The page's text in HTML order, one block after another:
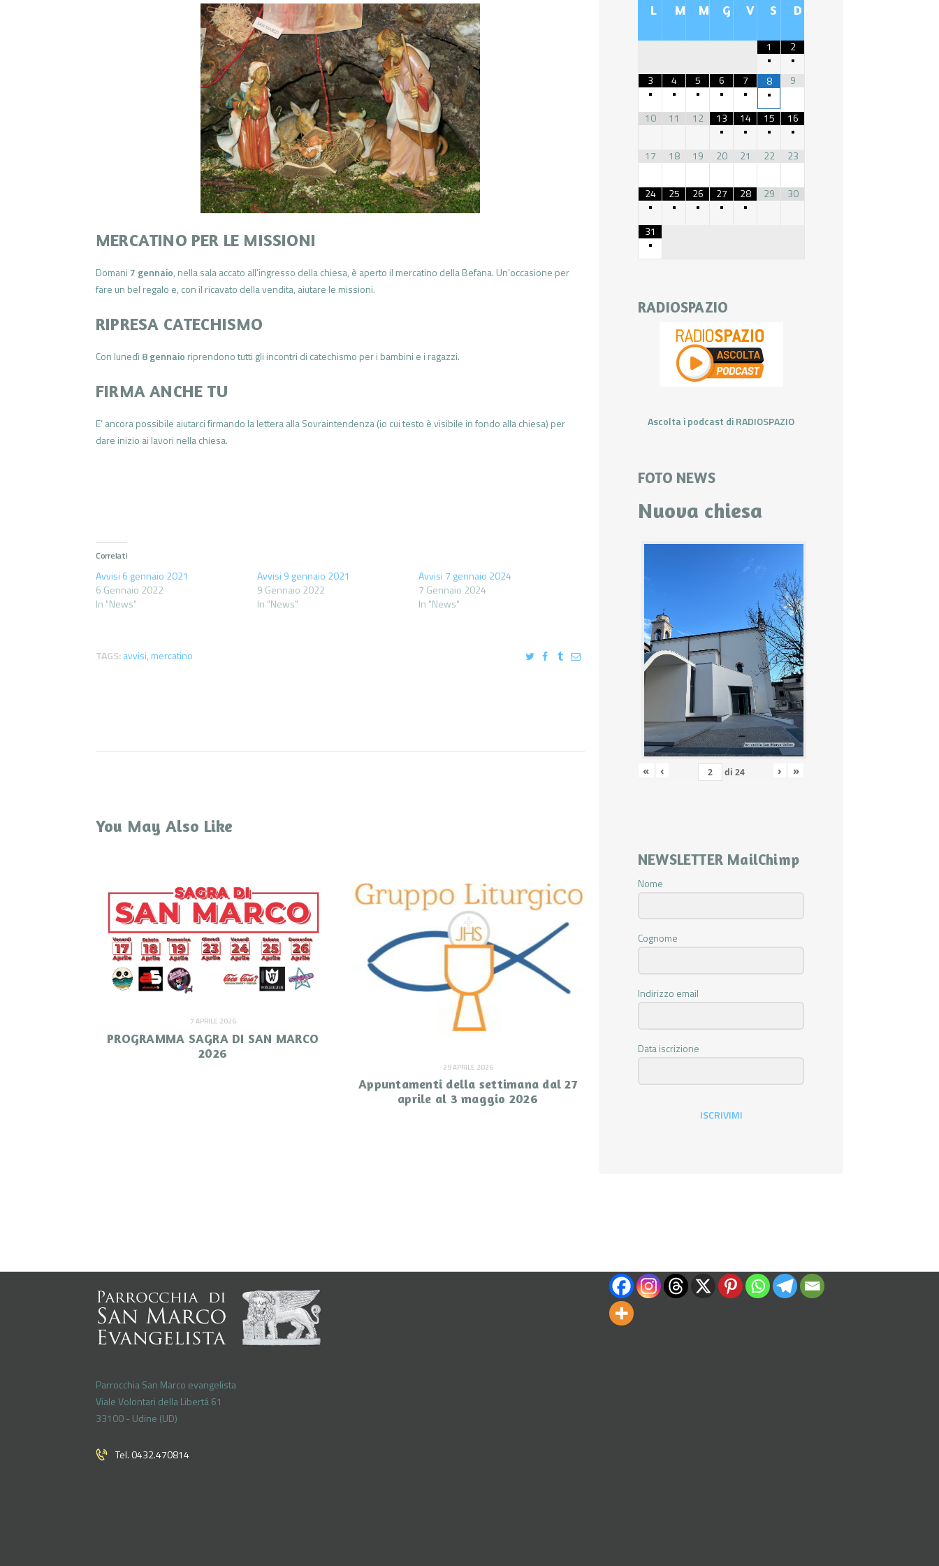
MERCATINO PER LE MISSIONI
Domani7 gennaio, nella sala accato all’ingresso della chiesa, è aperto il mercatino della Befana. Un’occasione per
fare un bel regalo e, con il ricavato della vendita, aiutare le missioni.
RIPRESA CATECHISMO
Con lunedì8 gennaio riprendono tutti gli incontri di catechismo per i bambini e i ragazzi.
FIRMA ANCHE TU
E’ ancora possibile aiutarci firmando la lettera alla Sovraintendenza (io cui testo è visibile in fondo alla chiesa) per
dare inizio ai lavori nella chiesa.
Correlati
Avvisi 6 gennaio 2021
6 Gennaio 2022
In "News"
Avvisi 9 gennaio 2021
9 Gennaio 2022
In "News"
Avvisi 7 gennaio 2024
7 Gennaio 2024
In "News"
TAGS:avvisi, mercatino
You May Also Like
7 APRILE 2026
PROGRAMMA SAGRA DI SAN MARCO
2026
29 APRILE 2026
Appuntamenti della settimana dal 27
aprile al 3 maggio 2026
L M M G V S D
1
•
2
•
3
•
4
•
5
•
6
•
7
•
8
•
9
10 11 12
13
•
14
•
15
•
16
•
17
18 19 20 21 22 23
24
•
25
•
26
•
27
•
28
•
29 30
31
•
RADIOSPAZIO
Ascolta i podcast di RADIOSPAZIO
FOTO NEWS
Nuova chiesa
« ‹ di 24 › »
NEWSLETTER MailChimp
Nome
Cognome
Indirizzo email
Data iscrizione
ISCRIVIMI
Parrocchia San Marco evangelista
Viale Volontari della Libertá 61
33100 - Udine (UD)
Tel. 0432.470814